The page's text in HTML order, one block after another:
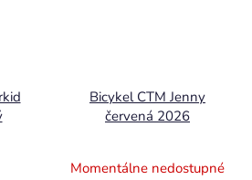
Bicykel CTM Jenny
červená 2026
Momentálne nedostupné